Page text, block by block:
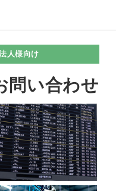
人様向け
問い合わせ